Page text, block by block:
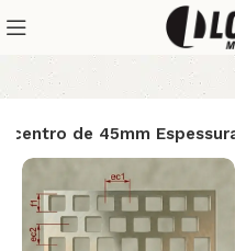
de 45mm